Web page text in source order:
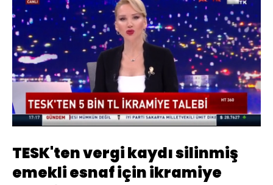
Sesi
Aç
Yüklendi:
38.18%
Oynatma
Hızı
TESK'ten vergi kaydı silinmiş
emekli esnaf için ikramiye